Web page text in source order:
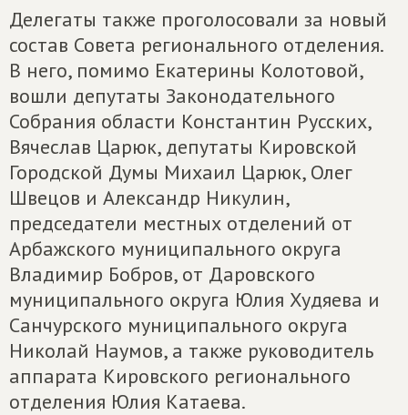
Делегаты также проголосовали за новый
состав Совета регионального отделения.
В него, помимо Екатерины Колотовой,
вошли депутаты Законодательного
Собрания области Константин Русских,
Вячеслав Царюк, депутаты Кировской
Городской Думы Михаил Царюк, Олег
Швецов и Александр Никулин,
председатели местных отделений от
Арбажского муниципального округа
Владимир Бобров, от Даровского
муниципального округа Юлия Худяева и
Санчурского муниципального округа
Николай Наумов, а также руководитель
аппарата Кировского регионального
отделения Юлия Катаева.